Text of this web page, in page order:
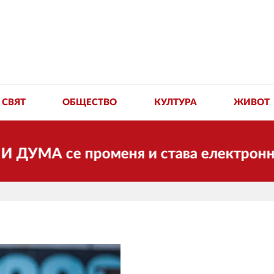
СВЯТ ОБЩЕСТВО КУЛТУРА ЖИВОТ
и става електронно